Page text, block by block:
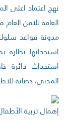
نهج اعتماد اعلى
العامة للامن
مدونة قواعد
استحداثها نظارة
استحداث دائرة
المدني، حضانة
إهمال تربية